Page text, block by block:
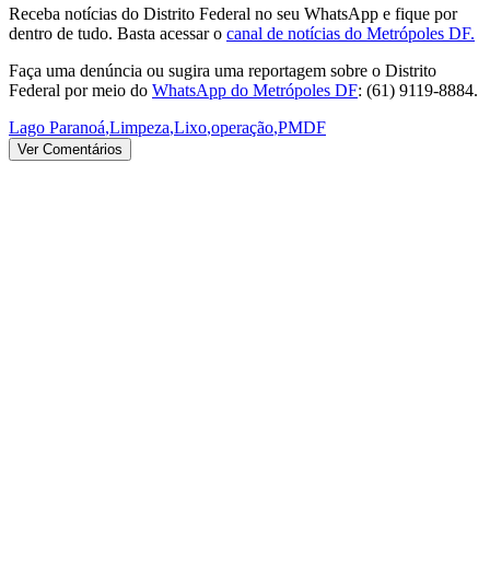
Receba notícias do Distrito Federal no seu WhatsApp e fique por
dentro de tudo. Basta acessar o canal de notícias do Metrópoles DF.
Faça uma denúncia ou sugira uma reportagem sobre o Distrito
Federal por meio do WhatsApp do Metrópoles DF: (61) 9119-8884.
Lago Paranoá,Limpeza,Lixo,operação,PMDF
Ver Comentários